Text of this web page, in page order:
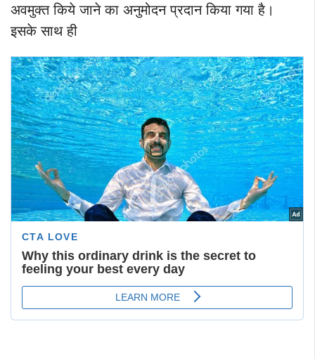
अवमुक्त किये जाने का अनुमोदन प्रदान किया गया है।
इसके साथ ही